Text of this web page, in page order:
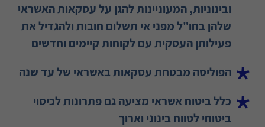
ובינוניות, המעוניינות להגן על עסקאות האשראי
שלהן בחו"ל מפני אי תשלום חובות ולהגדיל את
פעילותן העסקית עם לקוחות קיימים וחדשים
הפוליסה מבטחת עסקאות באשראי של עד שנה
כלל ביטוח אשראי מציעה גם פתרונות לכיסוי
ביטוחי לטווח בינוני וארוך